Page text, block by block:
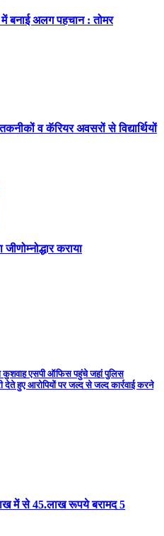
बनाई अलग पहचान : तोमर
व कॅरियर अवसरों से विद्यार्थियों
कराया
कुशवाह एसपी ऑफिस पहुंचे जहां पुलिस
देते हुए आरोपियों पर जल्द से जल्द कार्रवाई करने
में से 45.लाख रूपये बरामद 5